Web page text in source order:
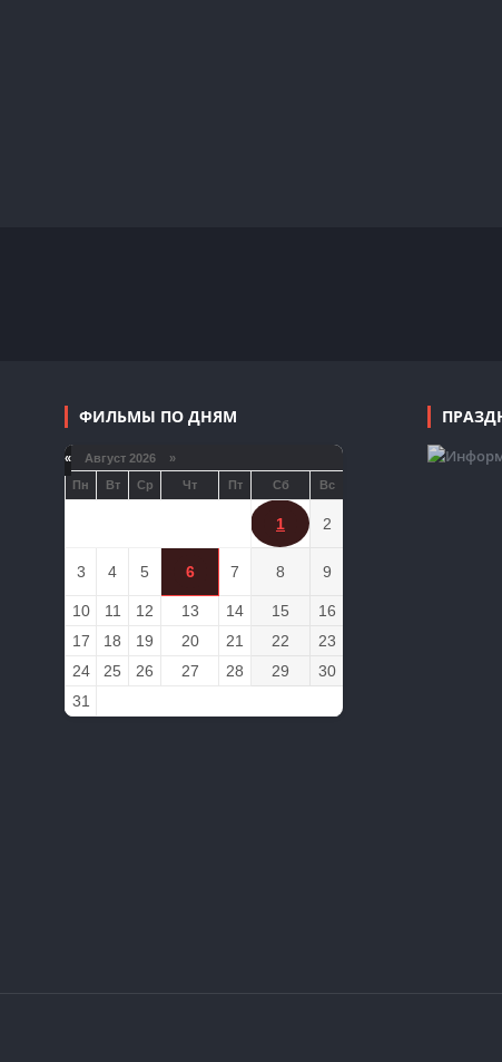
ФИЛЬМЫ ПО ДНЯМ
« Август 2026 »
Пн
Вт Ср Чт Пт Сб Вс
1 2
3 4 5 6 7 8 9
10 11 12 13 14 15
16
17
18 19 20 21 22
23
24
25 26 27 28 29
30
31